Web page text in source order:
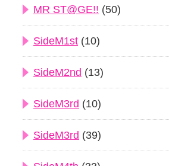
MR ST@GE!! (50)
SideM1st (10)
SideM2nd (13)
SideM3rd (10)
SideM3rd (39)